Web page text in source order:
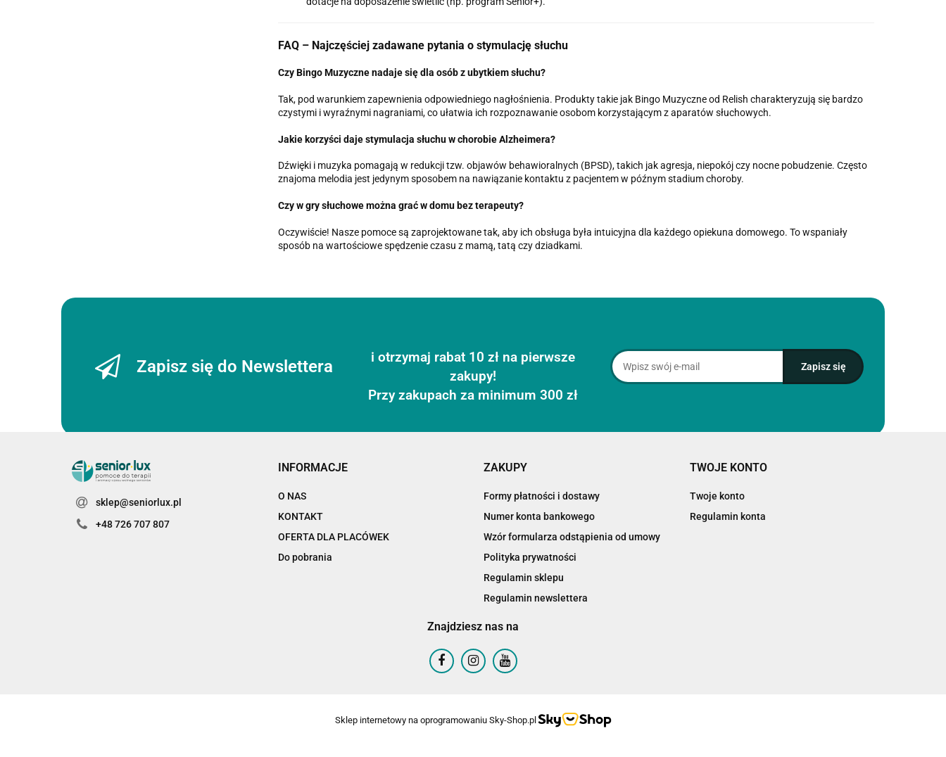
FAQ – Najczęściej zadawane pytania o stymulację słuchu
Czy Bingo Muzyczne nadaje się dla osób z ubytkiem słuchu?
Tak, pod warunkiem zapewnienia odpowiedniego nagłośnienia. Produkty takie jak Bingo Muzyczne od Relish charakteryzują się bardzo
czystymi i wyraźnymi nagraniami, co ułatwia ich rozpoznawanie osobom korzystającym z aparatów słuchowych.
Jakie korzyści daje stymulacja słuchu w chorobie Alzheimera?
Dźwięki i muzyka pomagają w redukcji tzw. objawów behawioralnych (BPSD), takich jak agresja, niepokój czy nocne pobudzenie. Często
znajoma melodia jest jedynym sposobem na nawiązanie kontaktu z pacjentem w późnym stadium choroby.
Czy w gry słuchowe można grać w domu bez terapeuty?
Oczywiście! Nasze pomoce są zaprojektowane tak, aby ich obsługa była intuicyjna dla każdego opiekuna domowego. To wspaniały
sposób na wartościowe spędzenie czasu z mamą, tatą czy dziadkami.
Zapisz się do Newslettera
i otrzymaj rabat 10 zł na pierwsze
zakupy!
Przy zakupach za minimum 300 zł
sklep@seniorlux.pl
+48 726 707 807
INFORMACJE
O NAS
KONTAKT
OFERTA DLA PLACÓWEK
Do pobrania
ZAKUPY
Formy płatności i dostawy
Numer konta bankowego
Wzór formularza odstąpienia od umowy
Polityka prywatności
Regulamin sklepu
Regulamin newslettera
TWOJE KONTO
Twoje konto
Regulamin konta
Znajdziesz nas na
Sklep internetowy na oprogramowaniu Sky-Shop.pl